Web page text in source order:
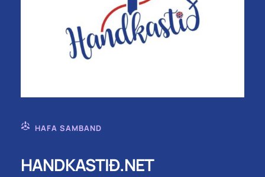
HAFA SAMBAND
HANDKASTIÐ.NET